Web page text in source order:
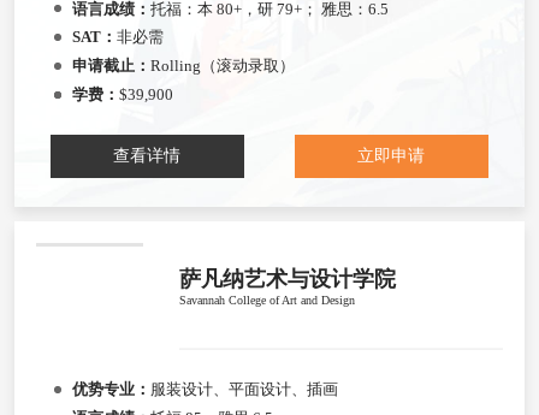
语言成绩： 托福：本 80+，研 79+； 雅思：6.5
SAT： 非必需
申请截止： Rolling（滚动录取）
学费： $39,900
查看详情 立即申请
萨凡纳艺术与设计学院
Savannah College of Art and Design
优势专业： 服装设计、平面设计、插画